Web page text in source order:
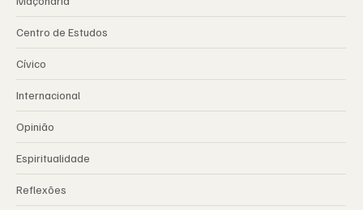
Centro de Estudos
Cívico
Internacional
Opinião
Espiritualidade
Reflexões